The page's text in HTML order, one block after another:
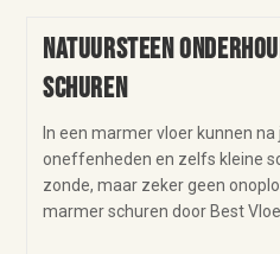
Natuursteen
schuren
In een marmer vloer kunnen
oneffenheden en zelfs kleine
zonde, maar zeker geen
marmer schuren door Best